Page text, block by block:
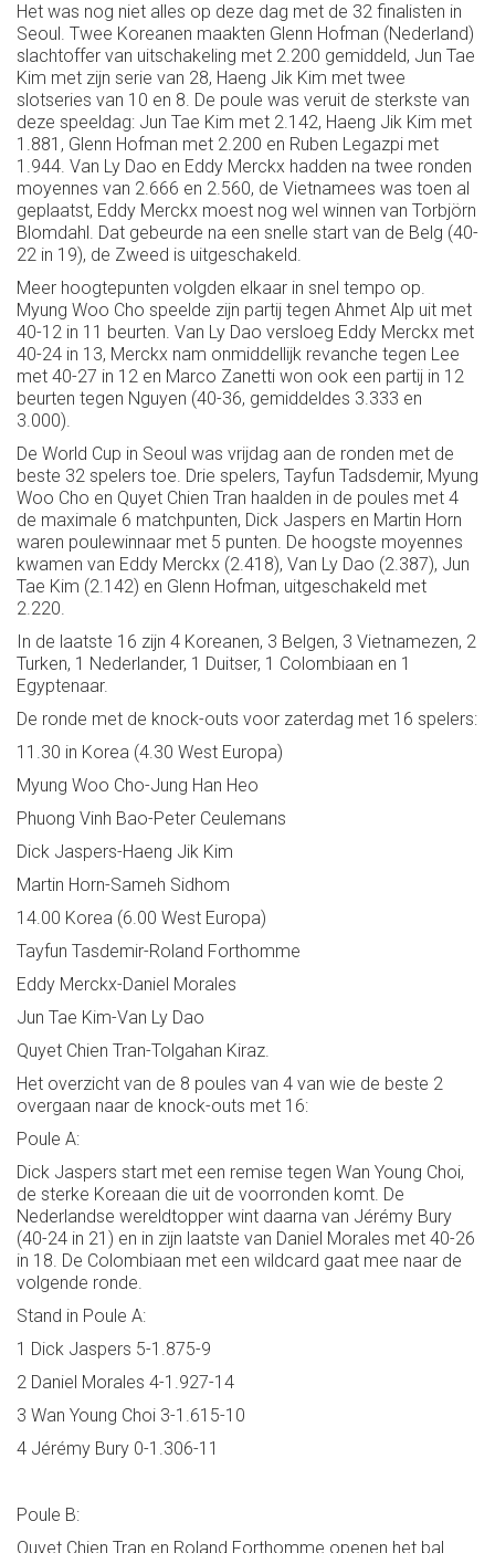
Het was nog niet alles op deze dag met de 32 finalisten in
Seoul. Twee Koreanen maakten Glenn Hofman (Nederland)
slachtoffer van uitschakeling met 2.200 gemiddeld, Jun Tae
Kim met zijn serie van 28, Haeng Jik Kim met twee
slotseries van 10 en 8. De poule was veruit de sterkste van
deze speeldag: Jun Tae Kim met 2.142, Haeng Jik Kim met
1.881, Glenn Hofman met 2.200 en Ruben Legazpi met
1.944. Van Ly Dao en Eddy Merckx hadden na twee ronden
moyennes van 2.666 en 2.560, de Vietnamees was toen al
geplaatst, Eddy Merckx moest nog wel winnen van Torbjörn
Blomdahl. Dat gebeurde na een snelle start van de Belg (40-
22 in 19), de Zweed is uitgeschakeld.
Meer hoogtepunten volgden elkaar in snel tempo op.
Myung Woo Cho speelde zijn partij tegen Ahmet Alp uit met
40-12 in 11 beurten. Van Ly Dao versloeg Eddy Merckx met
40-24 in 13, Merckx nam onmiddellijk revanche tegen Lee
met 40-27 in 12 en Marco Zanetti won ook een partij in 12
beurten tegen Nguyen (40-36, gemiddeldes 3.333 en
3.000).
De World Cup in Seoul was vrijdag aan de ronden met de
beste 32 spelers toe. Drie spelers, Tayfun Tadsdemir, Myung
Woo Cho en Quyet Chien Tran haalden in de poules met 4
de maximale 6 matchpunten, Dick Jaspers en Martin Horn
waren poulewinnaar met 5 punten. De hoogste moyennes
kwamen van Eddy Merckx (2.418), Van Ly Dao (2.387), Jun
Tae Kim (2.142) en Glenn Hofman, uitgeschakeld met
2.220.
In de laatste 16 zijn 4 Koreanen, 3 Belgen, 3 Vietnamezen, 2
Turken, 1 Nederlander, 1 Duitser, 1 Colombiaan en 1
Egyptenaar.
De ronde met de knock-outs voor zaterdag met 16 spelers:
11.30 in Korea (4.30 West Europa)
Myung Woo Cho-Jung Han Heo
Phuong Vinh Bao-Peter Ceulemans
Dick Jaspers-Haeng Jik Kim
Martin Horn-Sameh Sidhom
14.00 Korea (6.00 West Europa)
Tayfun Tasdemir-Roland Forthomme
Eddy Merckx-Daniel Morales
Jun Tae Kim-Van Ly Dao
Quyet Chien Tran-Tolgahan Kiraz.
Het overzicht van de 8 poules van 4 van wie de beste 2
overgaan naar de knock-outs met 16:
Poule A:
Dick Jaspers start met een remise tegen Wan Young Choi,
de sterke Koreaan die uit de voorronden komt. De
Nederlandse wereldtopper wint daarna van Jérémy Bury
(40-24 in 21) en in zijn laatste van Daniel Morales met 40-26
in 18. De Colombiaan met een wildcard gaat mee naar de
volgende ronde.
Stand in Poule A:
1 Dick Jaspers 5-1.875-9
2 Daniel Morales 4-1.927-14
3 Wan Young Choi 3-1.615-10
4 Jérémy Bury 0-1.306-11
Poule B:
Quyet Chien Tran en Roland Forthomme openen het bal